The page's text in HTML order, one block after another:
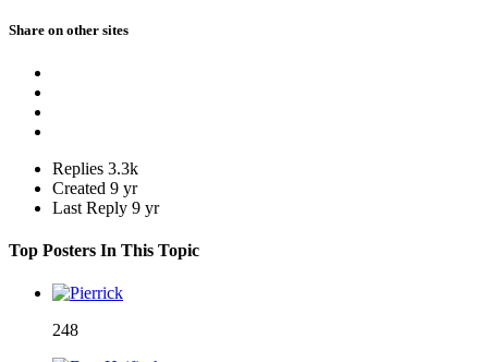
Share on other sites
Replies 3.3k
Created 9 yr
Last Reply 9 yr
Top Posters In This Topic
248